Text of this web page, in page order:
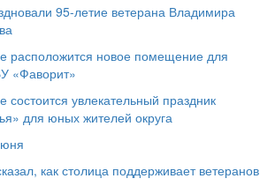
95-летие ветерана Владимира
расположится новое помещение для
«Фаворит»
состоится увлекательный праздник
для юных жителей округа
как столица поддерживает ветеранов